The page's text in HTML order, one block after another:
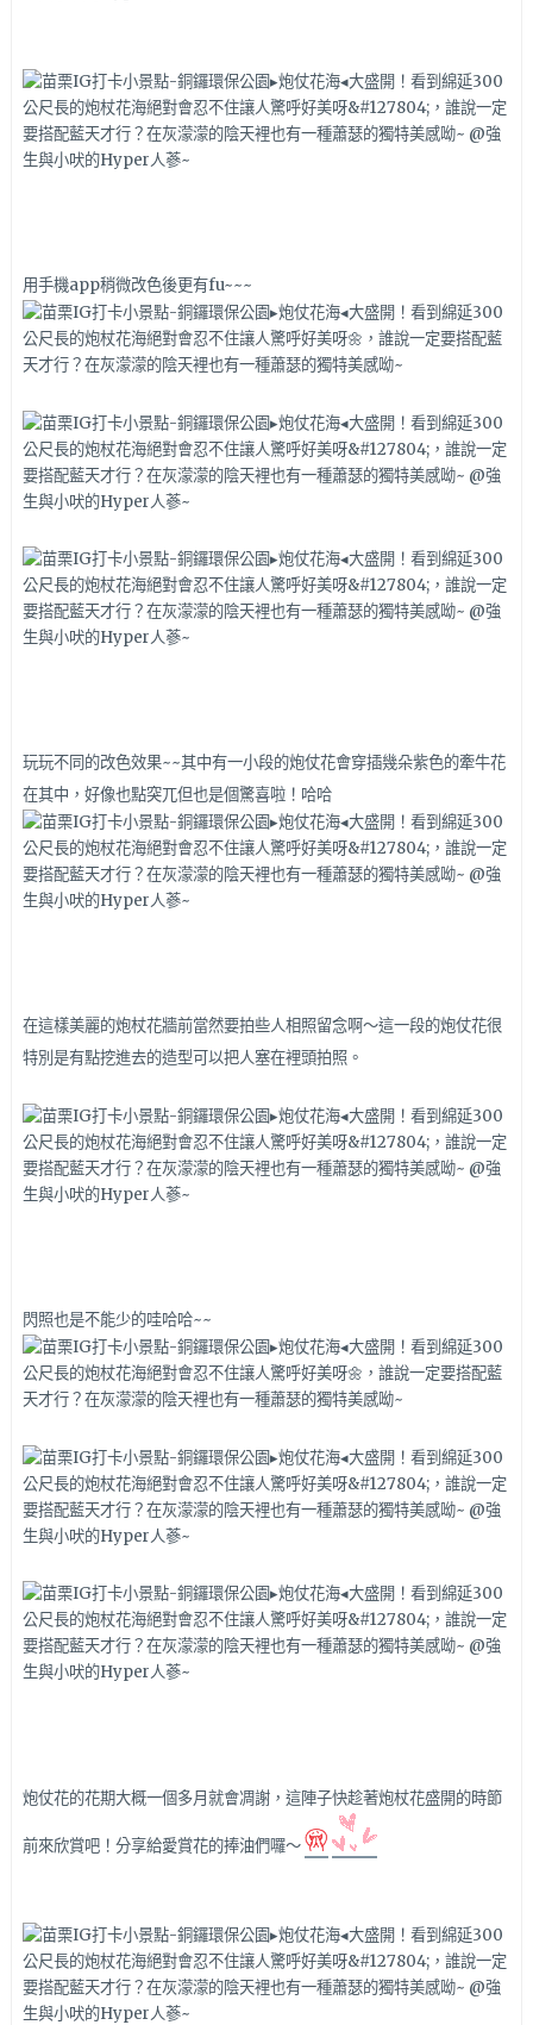
用手機app稍微改色後更有fu~~~
玩玩不同的改色效果~~其中有一小段的炮仗花會穿插幾朵紫色的牽牛花
在其中，好像也點突兀但也是個驚喜啦！哈哈
在這樣美麗的炮杖花牆前當然要拍些人相照留念啊～這一段的炮仗花很
特別是有點挖進去的造型可以把人塞在裡頭拍照。
閃照也是不能少的哇哈哈~~
炮仗花的花期大概一個多月就會凋謝，這陣子快趁著炮杖花盛開的時節
前來欣賞吧！分享給愛賞花的捧油們囉～